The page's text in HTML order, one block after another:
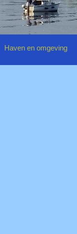
Haven en omgeving